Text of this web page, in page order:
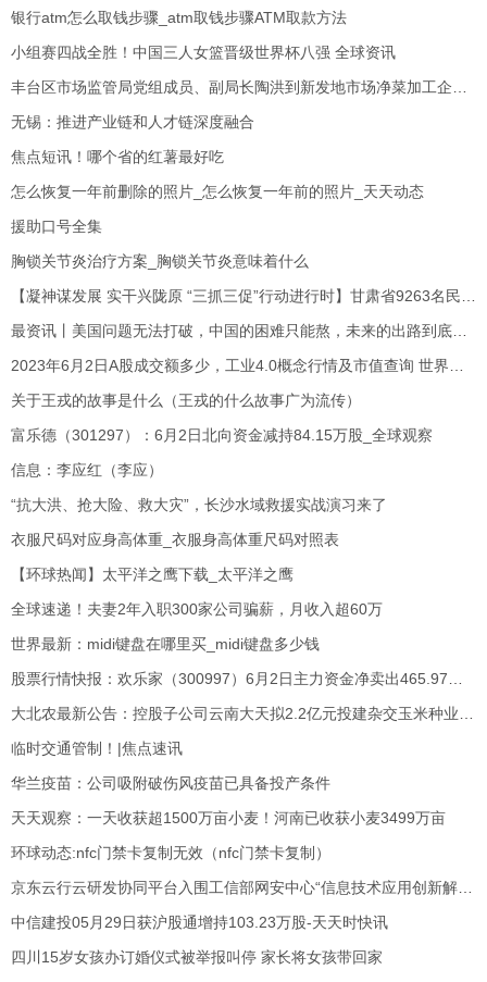
银行atm怎么取钱步骤_atm取钱步骤ATM取款方法
小组赛四战全胜！中国三人女篮晋级世界杯八强 全球资讯
无锡：推进产业链和人才链深度融合
焦点短讯！哪个省的红薯最好吃
怎么恢复一年前删除的照片_怎么恢复一年前的照片_天天动态
援助口号全集
胸锁关节炎治疗方案_胸锁关节炎意味着什么
关于王戎的故事是什么（王戎的什么故事广为流传）
富乐德（301297）：6月2日北向资金减持84.15万股_全球观察
信息：李应红（李应）
“抗大洪、抢大险、救大灾”，长沙水域救援实战演习来了
衣服尺码对应身高体重_衣服身高体重尺码对照表
【环球热闻】太平洋之鹰下载_太平洋之鹰
全球速递！夫妻2年入职300家公司骗薪，月收入超60万
世界最新：midi键盘在哪里买_midi键盘多少钱
临时交通管制！|焦点速讯
华兰疫苗：公司吸附破伤风疫苗已具备投产条件
天天观察：一天收获超1500万亩小麦！河南已收获小麦3499万亩
环球动态:nfc门禁卡复制无效（nfc门禁卡复制）
中信建投05月29日获沪股通增持103.23万股-天天时快讯
四川15岁女孩办订婚仪式被举报叫停 家长将女孩带回家